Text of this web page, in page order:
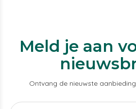
Meld je aan
Ontvang de nieuwste